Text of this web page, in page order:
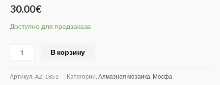
30.00€
Доступно для предзаказа
В корзину
Артикул: AZ-1851 Категории: Алмазная мозаика Мосфа